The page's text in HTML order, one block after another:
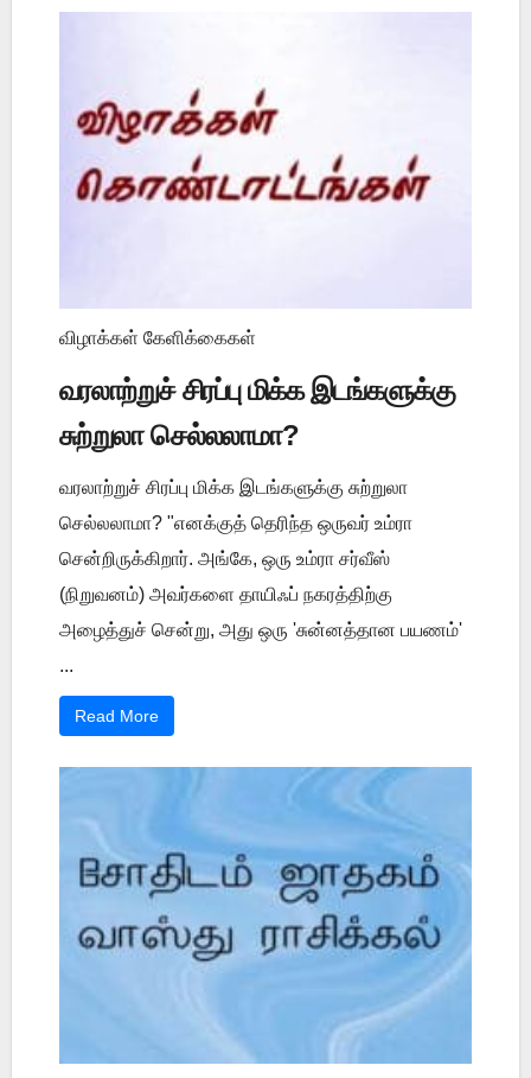
விழாக்கள் கேளிக்கைகள்
வரலாற்றுச் சிரப்பு மிக்க இடங்களுக்கு
சுற்றுலா செல்லலாமா?
வரலாற்றுச் சிரப்பு மிக்க இடங்களுக்கு சுற்றுலா
செல்லலாமா? "எனக்குத் தெரிந்த ஒருவர் உம்ரா
சென்றிருக்கிறார். அங்கே, ஒரு உம்ரா சர்வீஸ்
(நிறுவனம்) அவர்களை தாயிஃப் நகரத்திற்கு
அழைத்துச் சென்று, அது ஒரு 'சுன்னத்தான பயணம்'
...
Read More